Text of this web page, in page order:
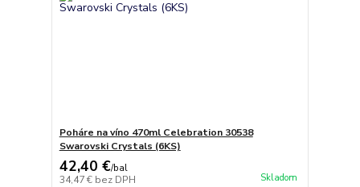
Poháre na víno 470ml Celebration 30538
Swarovski Crystals (6KS)
42,40 €/bal
34,47 € bez DPH Skladom